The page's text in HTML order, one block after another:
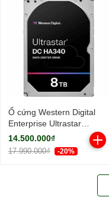
Ổ cứng Western Digital
Enterprise Ultrastar
HA340 8TB 7200RPM
256MB-
WUS721208BLE6L4
14.500.000₫
17.990.000₫ -20%